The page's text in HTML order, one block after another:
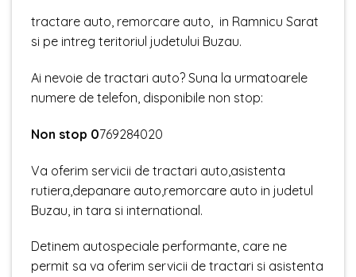
tractare auto, remorcare auto, in Ramnicu Sarat
si pe intreg teritoriul judetului Buzau.
Ai nevoie de tractari auto? Suna la urmatoarele
numere de telefon, disponibile non stop:
Non stop 0769284020
Va oferim servicii de tractari auto,asistenta
rutiera,depanare auto,remorcare auto in judetul
Buzau, in tara si international.
Detinem autospeciale performante, care ne
permit sa va oferim servicii de tractari si asistenta